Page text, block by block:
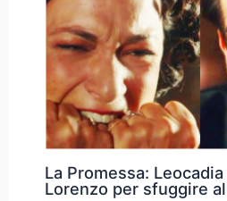
La Promessa:
Lorenzo per sfuggire